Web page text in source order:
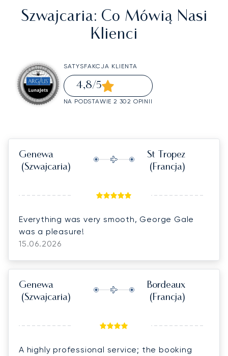
Szwajcaria: Co Mówią Nasi
Klienci
SATYSFAKCJA KLIENTA
4,8/5
NA PODSTAWIE 2 302 OPINII
Genewa
(Szwajcaria)
St Tropez
(Francja)
Everything was very smooth, George Gale
was a pleasure!
15.06.2026
Genewa
(Szwajcaria)
Bordeaux
(Francja)
A highly professional service; the booking